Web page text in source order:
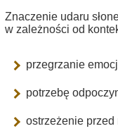
Znaczenie udaru
w zależności od
przegrzanie
potrzebę
ostrzeżenie przed